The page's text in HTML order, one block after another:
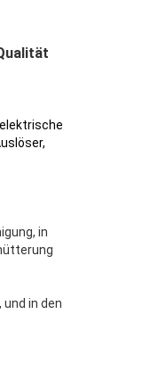
in
in den